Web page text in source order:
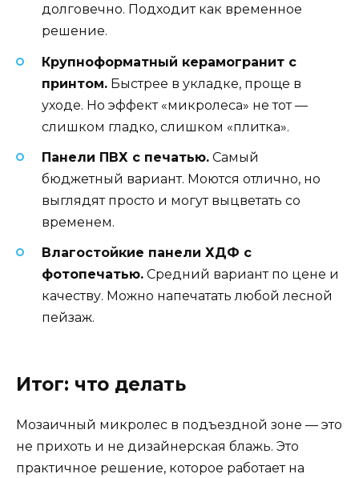
долговечно. Подходит как временное
решение.
Крупноформатный керамогранит с
принтом. Быстрее в укладке, проще в
уходе. Но эффект «микролеса» не тот —
слишком гладко, слишком «плитка».
Панели ПВХ с печатью. Самый
бюджетный вариант. Моются отлично, но
выглядят просто и могут выцветать со
временем.
Влагостойкие панели ХДФ с
фотопечатью. Средний вариант по цене и
качеству. Можно напечатать любой лесной
пейзаж.
Итог: что делать
Мозаичный микролес в подъездной зоне — это
не прихоть и не дизайнерская блажь. Это
практичное решение, которое работает на